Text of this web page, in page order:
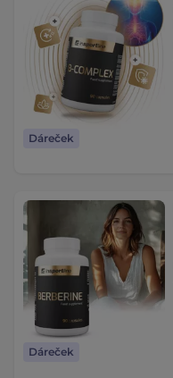
Dáreček
Dáreček